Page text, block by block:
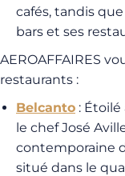
cafés, tandis
bars et ses
AEROAFFAIRES
restaurants :
Belcanto :
le chef José
contemporaine
situé dans le